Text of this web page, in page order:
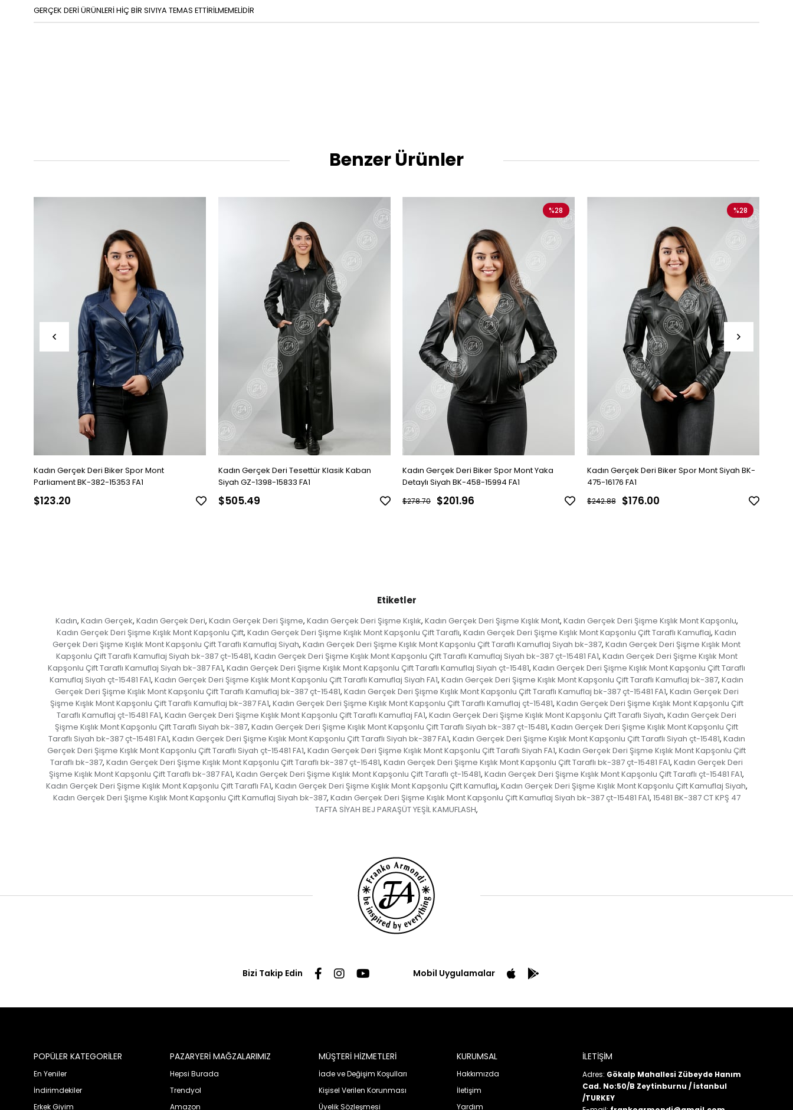
GERÇEK DERİ ÜRÜNLERİ HİÇ BİR SIVIYA TEMAS ETTİRİLMEMELİDİR
Benzer Ürünler
Kadın Gerçek Deri Biker Spor Mont
Parliament BK-382-15353 FA1
$123.20
Kadın Gerçek Deri Tesettür Klasik Kaban
Siyah GZ-1398-15833 FA1
$505.49
Kadın Gerçek Deri Biker Spor Mont Yaka
Detaylı Siyah BK-458-15994 FA1
$201.96
$278.70
%28
Kadın Gerçek Deri Biker Spor Mont Siyah BK-
475-16176 FA1
$176.00
$242.88
%28
Etiketler
Kadın, Kadın Gerçek, Kadın Gerçek Deri, Kadın Gerçek Deri Şişme, Kadın Gerçek Deri Şişme Kışlık, Kadın Gerçek Deri Şişme Kışlık Mont, Kadın Gerçek Deri Şişme Kışlık Mont Kapşonlu,
Kadın Gerçek Deri Şişme Kışlık Mont Kapşonlu Çift, Kadın Gerçek Deri Şişme Kışlık Mont Kapşonlu Çift Taraflı, Kadın Gerçek Deri Şişme Kışlık Mont Kapşonlu Çift Taraflı Kamuflaj, Kadın
Gerçek Deri Şişme Kışlık Mont Kapşonlu Çift Taraflı Kamuflaj Siyah, Kadın Gerçek Deri Şişme Kışlık Mont Kapşonlu Çift Taraflı Kamuflaj Siyah bk-387, Kadın Gerçek Deri Şişme Kışlık Mont
Kapşonlu Çift Taraflı Kamuflaj Siyah bk-387 çt-15481, Kadın Gerçek Deri Şişme Kışlık Mont Kapşonlu Çift Taraflı Kamuflaj Siyah bk-387 çt-15481 FA1, Kadın Gerçek Deri Şişme Kışlık Mont
Kapşonlu Çift Taraflı Kamuflaj Siyah bk-387 FA1, Kadın Gerçek Deri Şişme Kışlık Mont Kapşonlu Çift Taraflı Kamuflaj Siyah çt-15481, Kadın Gerçek Deri Şişme Kışlık Mont Kapşonlu Çift Taraflı
Kamuflaj Siyah çt-15481 FA1, Kadın Gerçek Deri Şişme Kışlık Mont Kapşonlu Çift Taraflı Kamuflaj Siyah FA1, Kadın Gerçek Deri Şişme Kışlık Mont Kapşonlu Çift Taraflı Kamuflaj bk-387, Kadın
Gerçek Deri Şişme Kışlık Mont Kapşonlu Çift Taraflı Kamuflaj bk-387 çt-15481, Kadın Gerçek Deri Şişme Kışlık Mont Kapşonlu Çift Taraflı Kamuflaj bk-387 çt-15481 FA1, Kadın Gerçek Deri
Şişme Kışlık Mont Kapşonlu Çift Taraflı Kamuflaj bk-387 FA1, Kadın Gerçek Deri Şişme Kışlık Mont Kapşonlu Çift Taraflı Kamuflaj çt-15481, Kadın Gerçek Deri Şişme Kışlık Mont Kapşonlu Çift
Taraflı Kamuflaj çt-15481 FA1, Kadın Gerçek Deri Şişme Kışlık Mont Kapşonlu Çift Taraflı Kamuflaj FA1, Kadın Gerçek Deri Şişme Kışlık Mont Kapşonlu Çift Taraflı Siyah, Kadın Gerçek Deri
Şişme Kışlık Mont Kapşonlu Çift Taraflı Siyah bk-387, Kadın Gerçek Deri Şişme Kışlık Mont Kapşonlu Çift Taraflı Siyah bk-387 çt-15481, Kadın Gerçek Deri Şişme Kışlık Mont Kapşonlu Çift
Taraflı Siyah bk-387 çt-15481 FA1, Kadın Gerçek Deri Şişme Kışlık Mont Kapşonlu Çift Taraflı Siyah bk-387 FA1, Kadın Gerçek Deri Şişme Kışlık Mont Kapşonlu Çift Taraflı Siyah çt-15481, Kadın
Gerçek Deri Şişme Kışlık Mont Kapşonlu Çift Taraflı Siyah çt-15481 FA1, Kadın Gerçek Deri Şişme Kışlık Mont Kapşonlu Çift Taraflı Siyah FA1, Kadın Gerçek Deri Şişme Kışlık Mont Kapşonlu Çift
Taraflı bk-387, Kadın Gerçek Deri Şişme Kışlık Mont Kapşonlu Çift Taraflı bk-387 çt-15481, Kadın Gerçek Deri Şişme Kışlık Mont Kapşonlu Çift Taraflı bk-387 çt-15481 FA1, Kadın Gerçek Deri
Şişme Kışlık Mont Kapşonlu Çift Taraflı bk-387 FA1, Kadın Gerçek Deri Şişme Kışlık Mont Kapşonlu Çift Taraflı çt-15481, Kadın Gerçek Deri Şişme Kışlık Mont Kapşonlu Çift Taraflı çt-15481 FA1,
Kadın Gerçek Deri Şişme Kışlık Mont Kapşonlu Çift Taraflı FA1, Kadın Gerçek Deri Şişme Kışlık Mont Kapşonlu Çift Kamuflaj, Kadın Gerçek Deri Şişme Kışlık Mont Kapşonlu Çift Kamuflaj Siyah,
Kadın Gerçek Deri Şişme Kışlık Mont Kapşonlu Çift Kamuflaj Siyah bk-387, Kadın Gerçek Deri Şişme Kışlık Mont Kapşonlu Çift Kamuflaj Siyah bk-387 çt-15481 FA1, 15481 BK-387 CT KPŞ 47
TAFTA SİYAH BEJ PARAŞÜT YEŞİL KAMUFLASH,
Bizi Takip Edin Mobil Uygulamalar
POPÜLER KATEGORİLER
En Yeniler
İndirimdekiler
Erkek Giyim
PAZARYERİ MAĞZALARIMIZ
Hepsi Burada
Trendyol
Amazon
MÜŞTERİ HİZMETLERİ
İade ve Değişim Koşulları
Kişisel Verilen Korunması
Üyelik Sözleşmesi
KURUMSAL
Hakkımızda
İletişim
Yardım
İLETİŞİM
Adres: Gökalp Mahallesi Zübeyde Hanım
Cad. No:50/B Zeytinburnu / İstanbul
/TURKEY